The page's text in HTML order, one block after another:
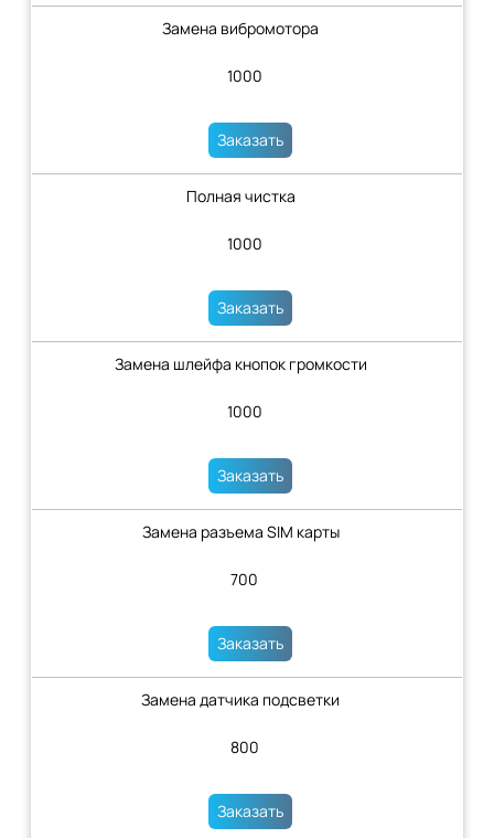
Замена вибромотора
1000
Заказать
Полная чистка
1000
Заказать
Замена шлейфа кнопок громкости
1000
Заказать
Замена разъема SIM карты
700
Заказать
Замена датчика подсветки
800
Заказать